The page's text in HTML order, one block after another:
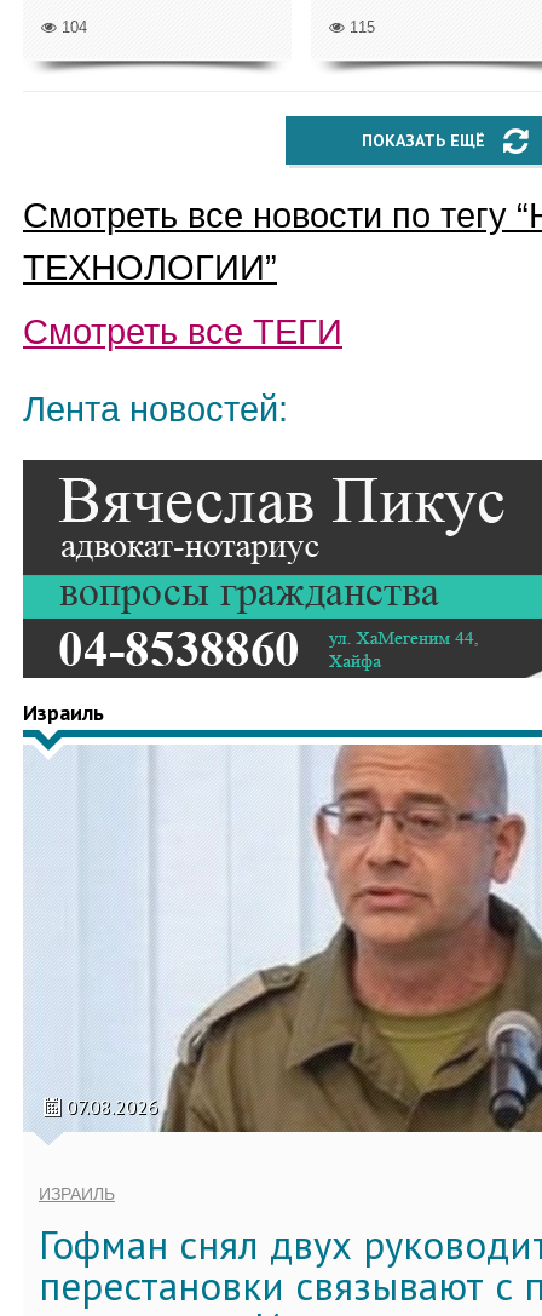
104 115
ПОКАЗАТЬ ЕЩЁ
Смотреть все новости по тегу “
ТЕХНОЛОГИИ”
Смотреть все ТЕГИ
Лента новостей:
Израиль
07.08.2026
ИЗРАИЛЬ
Гофман снял двух
перестановки связывают с